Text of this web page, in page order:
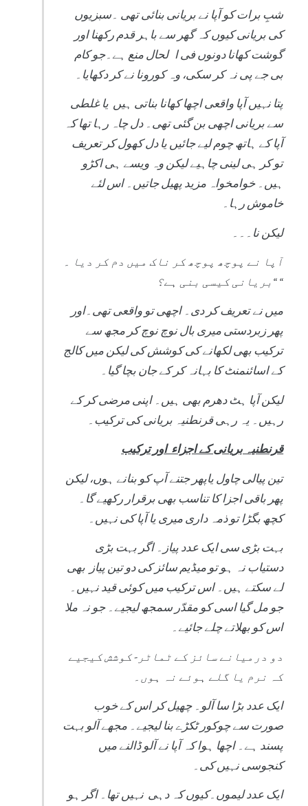
شبِ برات کو آپا نے بریانی بنائی تھی ۔سبزیوں
کی بریانی کیوں کہ گھر سے باہر قدم رکھنا اور
گوشت کھانا دونوں فی ا لحال منع ہے۔جو کام
بی جے پی نہ کر سکی، وہ کورونا نے کر دکھایا۔
پتا نہیں آپا واقعی اچھا کھانا بناتی ہیں یا غلطی
سے بریانی اچھی بن گئی تھی۔ دل چاہ رہا تھا کہ
آپا کے ہاتھ چوم لیے جائیں یا دل کھول کر تعریف
تو کر ہی لینی چاہیے لیکن وہ ویسے ہی اکڑو
ہیں۔ خوامخواہ مزید پھیل جاتیں۔ اس لئے
خاموش رہا۔
لیکن نا۔۔۔
آپا نے پوچھ پوچھ کر ناک میں دم کر دیا ۔
“بریانی کیسی بنی ہے؟ “
میں نے تعریف کر دی۔ اچھی تو واقعی تھی۔اور
پھر زبردستی میری بال نوچ نوچ کر مجھ سے
ترکیب بھی لکھانے کی کوشش کی لیکن میں کالج
کے اسائنمنٹ کا بہانہ کر کے جان بچا گیا۔
لیکن آپا ہٹ دھرم بھی ہیں۔ اپنی مرضی کر کے
رہیں۔ یہ رہی قرنطنیہ بریانی کی ترکیب۔
قرنطنیہ بریانی کے اجزاء اور ترکیب
تین پیالی چاول یاپھر جتنے آپ کو بنانے ہوں، لیکن
پھر باقی اجزا کا تناسب بھی برقرار رکھیے گا۔
کچھ بگڑا تو ذمہ داری میری یا آپا کی نہیں۔
بہت بڑی سی ایک عدد پیاز۔ اگر بہت بڑی
دستیاب نہ ہو تو میڈیم سائز کی دو تین پیاز بھی
لے سکتے ہیں۔ اس ترکیب میں کوئی قید نہیں۔
جو مل گیا اسی کو مقدّر سمجھ لیجیے۔ جو نہ ملا
اس کو بھلاتے چلے جائیے۔
دو درمیانے سائز کے ٹماٹر- کوشش کیجیے
کہ نرم یا گلے ہوئے نہ ہوں۔
ایک عدد بڑا سا آلو۔ چھیل کر اس کے خوب
صورت سے چوکور ٹکڑے بنا لیجیے۔ مجھے آلو بہت
پسند ہے۔ اچھا ہوا کہ آپا نے آلو ڈالنے میں
کنجوسی نہیں کی۔
ایک عدد لیموں۔کیوں کہ دہی نہیں تھا۔ اگر ہو